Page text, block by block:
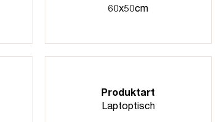
60x50cm
Produktart
Laptoptisch